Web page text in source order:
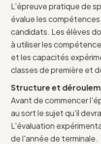
L'épreuve pratique de
évalue les
candidats. Les élèves
à utiliser les
et les capacités
classes de première et
Structure et
Avant de commencer
au sort le sujet qu'il
L'évaluation
de l'année de terminale.